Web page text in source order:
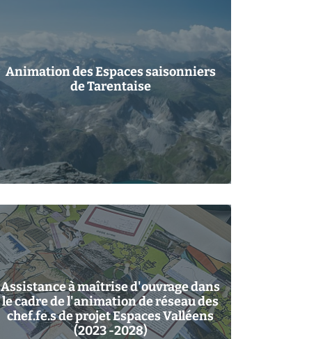
Animation des Espaces saisonniers
de Tarentaise
Assistance à maîtrise d'ouvrage dans
le cadre de l'animation de réseau des
chef.fe.s de projet Espaces Valléens
(2023 -2028)